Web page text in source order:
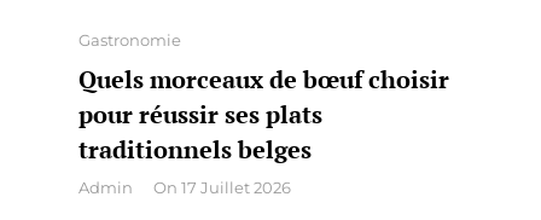
Categories
Gastronomie
Quels morceaux de bœuf choisir
pour réussir ses plats
traditionnels belges
By
Admin On 17 Juillet 2026